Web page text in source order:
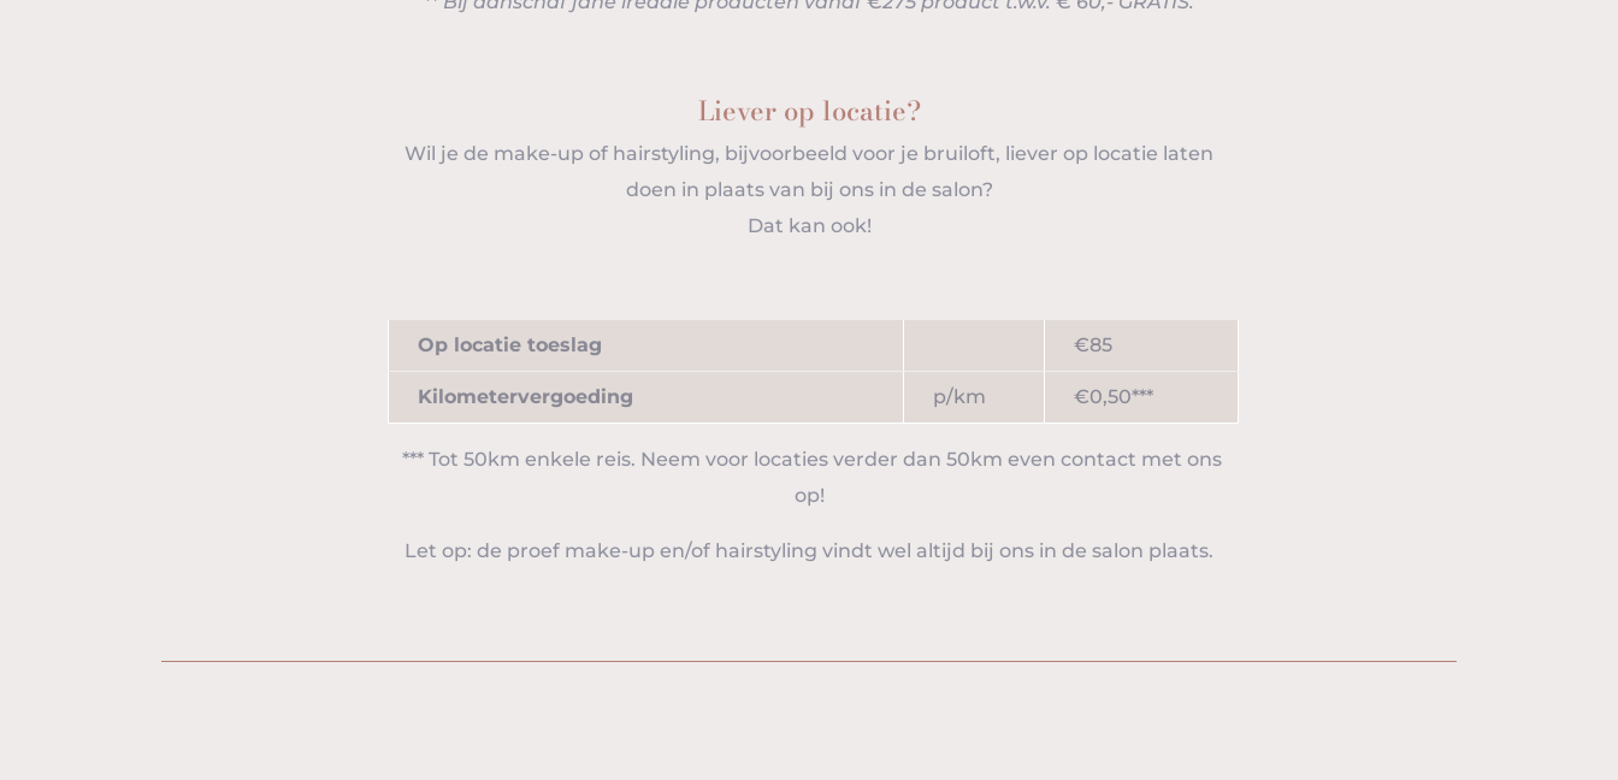
Liever op locatie?
Wil je de make-up of hairstyling, bijvoorbeeld voor je bruiloft, liever op locatie laten
doen in plaats van bij ons in de salon?
Dat kan ook!
Op locatie toeslag €85
Kilometervergoeding p/km €0,50***
*** Tot 50km enkele reis. Neem voor locaties verder dan 50km even contact met ons
op!
Let op: de proef make-up en/of hairstyling vindt wel altijd bij ons in de salon plaats.